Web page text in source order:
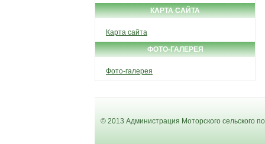
КАРТА САЙТА
Карта сайта
ФОТО-ГАЛЕРЕЯ
Фото-галерея
© 2013 Администрация Моторского сельского